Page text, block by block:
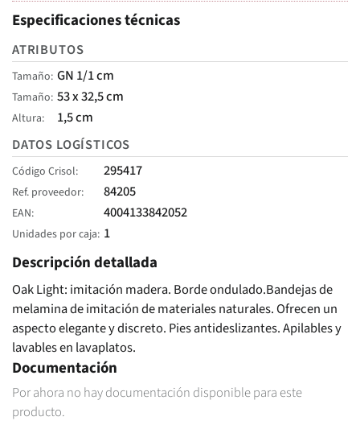
Especificaciones técnicas
ATRIBUTOS
Tamaño GN 1/1 cm
Tamaño 53 x 32,5 cm
Altura
1,5 cm
DATOS LOGÍSTICOS
Código Crisol 295417
Ref. proveedor 84205
EAN 4004133842052
Unidades por caja 1
Descripción detallada
Oak Light: imitación madera. Borde ondulado.Bandejas de
melamina de imitación de materiales naturales. Ofrecen un
aspecto elegante y discreto. Pies antideslizantes. Apilables y
lavables en lavaplatos.
Documentación
Por ahora no hay documentación disponible para este
producto.